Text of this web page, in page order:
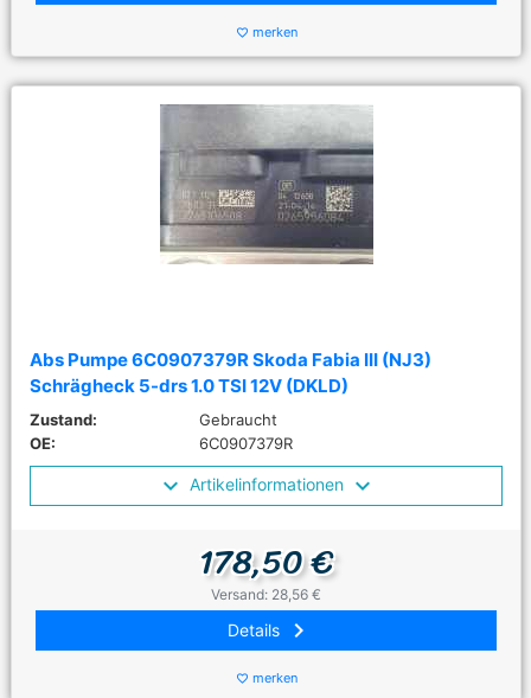
favorite_border merken
Abs Pumpe 6C0907379R Skoda Fabia III (NJ3)
Schrägheck 5-drs 1.0 TSI 12V (DKLD)
Zustand:
Gebraucht
OE:
6C0907379R
Artikelinformationen
178,50 €
Versand: 28,56 €
Details keyboard_arrow_right
favorite_border merken